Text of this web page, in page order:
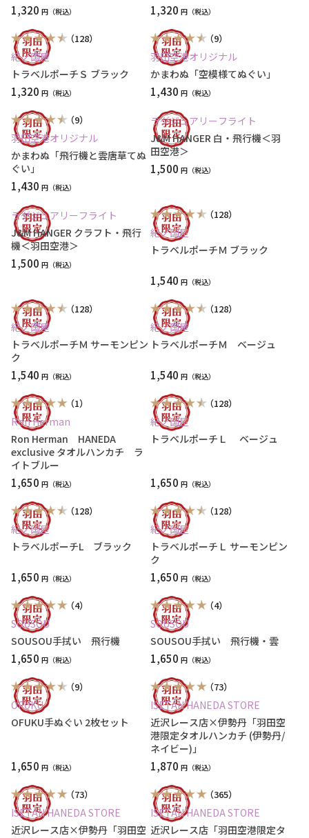
1,320 円 1,320 円
（128）
紀ノ国屋
トラベルポーチＳ ブラック
1,320 円
（9）
羽田空港オリジナル
かまわぬ「空模様てぬぐい」
1,430 円
（9）
羽田空港オリジナル
かまわぬ「飛行機と雲唐草てぬ
ぐい」
1,430 円
ラグジュアリーフライト
J&M HANGER 白・飛行機＜羽
田空港＞
1,500 円
ラグジュアリーフライト
J&M HANGER クラフト・飛行
機＜羽田空港＞
1,500 円
（128）
紀ノ国屋
トラベルポーチＭ ブラック
1,540 円
（128）
紀ノ国屋
トラベルポーチＭ サーモンピン
ク
1,540 円
（128）
紀ノ国屋
トラベルポーチＭ ベージュ
1,540 円
（1）
Ron Herman
Ron Herman HANEDA
exclusive タオルハンカチ ラ
イトブルー
1,650 円
（128）
紀ノ国屋
トラベルポーチＬ ベージュ
1,650 円
（128）
紀ノ国屋
トラベルポーチL ブラック
1,650 円
（128）
紀ノ国屋
トラベルポーチＬ サーモンピン
ク
1,650 円
（4）
SOUSOU
SOUSOU手拭い 飛行機
1,650 円
（4）
SOUSOU
SOUSOU手拭い 飛行機・雲
1,650 円
（9）
OFUKU
OFUKU手ぬぐい 2枚セット
1,650 円
（73）
ISETAN HANEDA STORE
近沢レース店×伊勢丹「羽田空
港限定タオルハンカチ (伊勢丹/
ネイビー)」
1,870 円
（73）
ISETAN HANEDA STORE
近沢レース店×伊勢丹「羽田空
（365）
ISETAN HANEDA STORE
近沢レース店「羽田空港限定タ